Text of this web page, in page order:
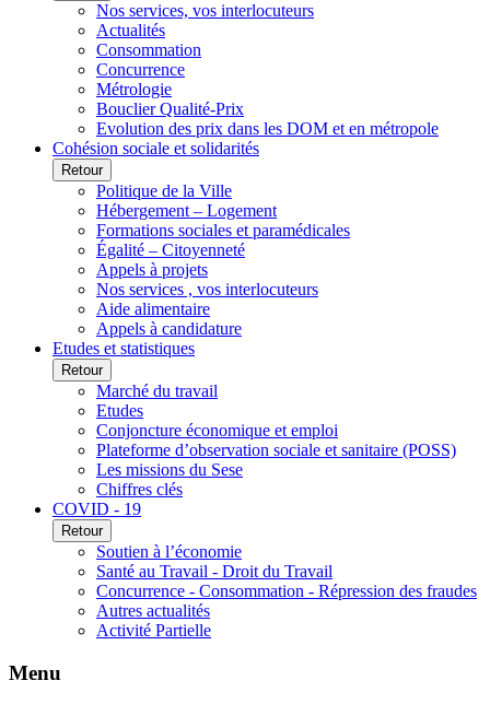
Nos services, vos interlocuteurs
Actualités
Consommation
Concurrence
Métrologie
Bouclier Qualité-Prix
Evolution des prix dans les DOM et en métropole
Cohésion sociale et solidarités
Retour
Politique de la Ville
Hébergement – Logement
Formations sociales et paramédicales
Égalité – Citoyenneté
Appels à projets
Nos services , vos interlocuteurs
Aide alimentaire
Appels à candidature
Etudes et statistiques
Retour
Marché du travail
Etudes
Conjoncture économique et emploi
Plateforme d’observation sociale et sanitaire (POSS)
Les missions du Sese
Chiffres clés
COVID - 19
Retour
Soutien à l’économie
Santé au Travail - Droit du Travail
Concurrence - Consommation - Répression des fraudes
Autres actualités
Activité Partielle
Menu